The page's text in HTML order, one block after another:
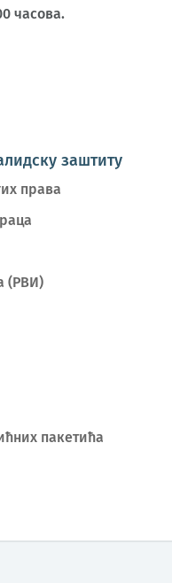
часова.
заштиту
права
(РВИ)
пакетића